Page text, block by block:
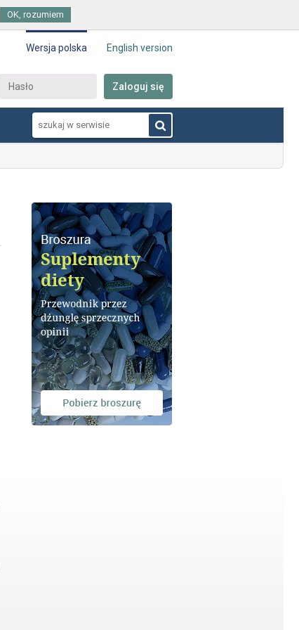
OK, rozumiem
Wersja polska English version
Zaloguj się